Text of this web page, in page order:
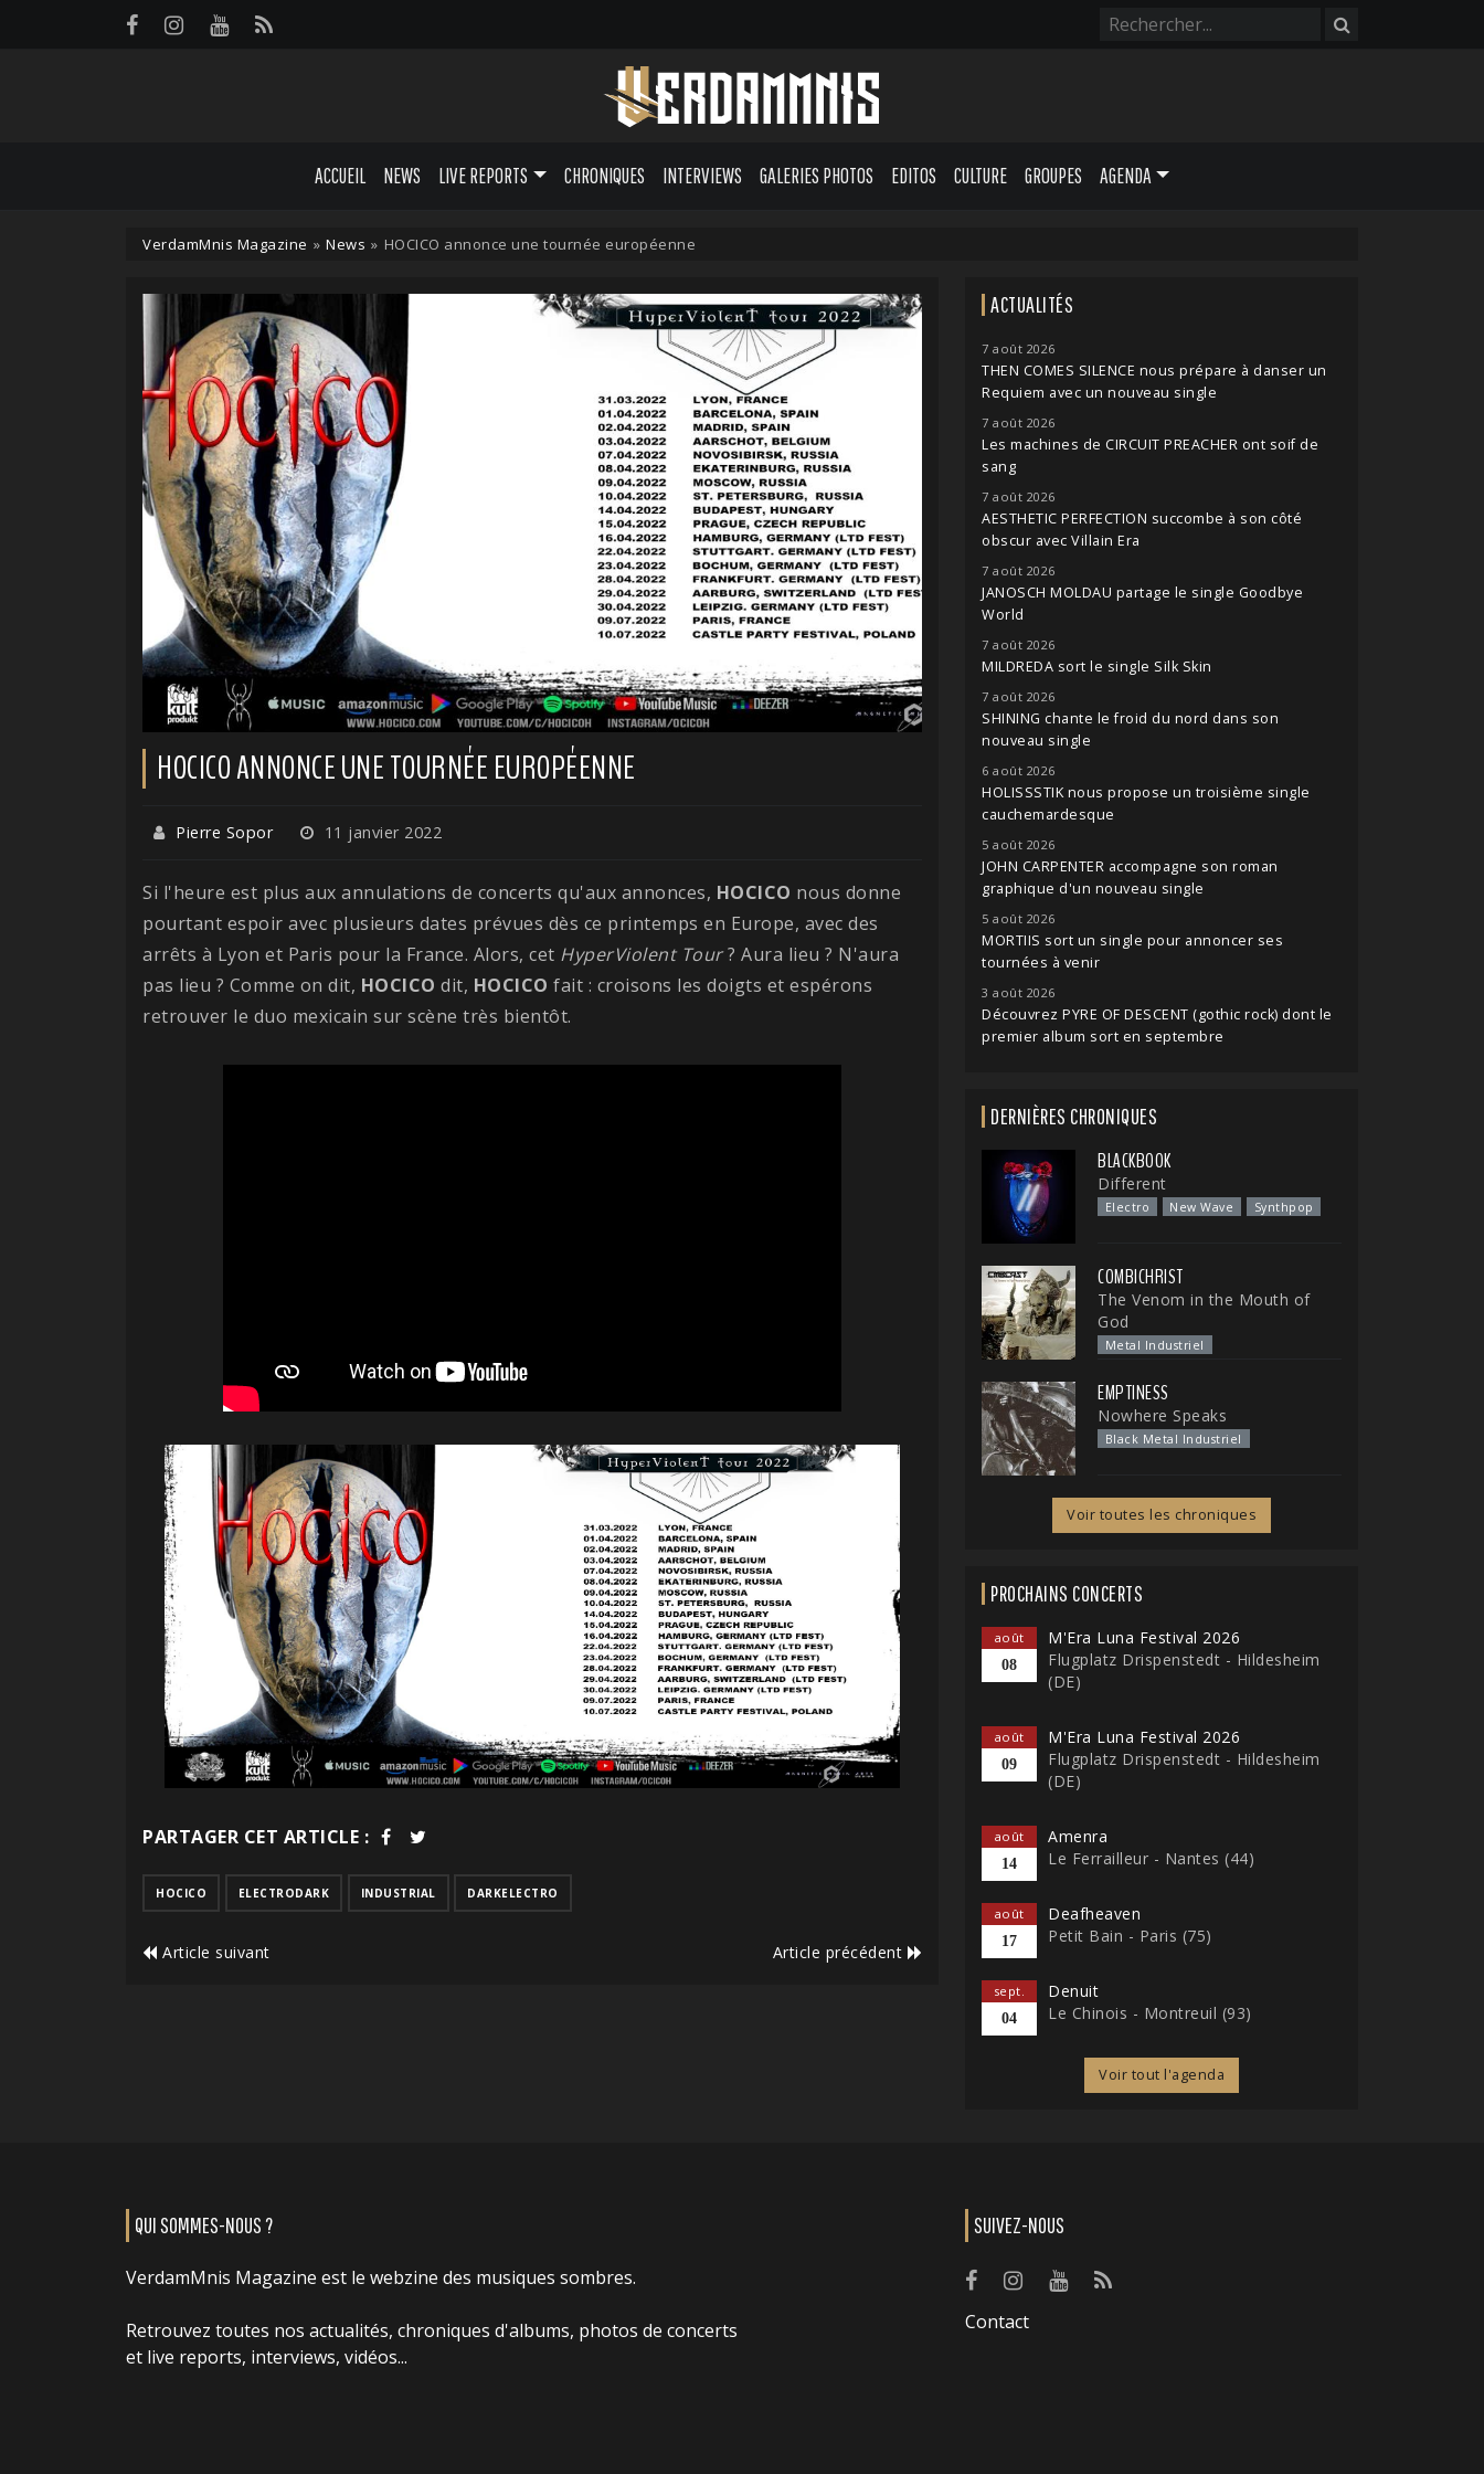
ACCUEIL NEWS LIVE REPORTS CHRONIQUES INTERVIEWS GALERIES PHOTOS EDITOS CULTURE GROUPES AGENDA
VerdamMnis Magazine » News » HOCICO annonce une tournée européenne
HOCICO ANNONCE UNE TOURNÉE EUROPÉENNE
Pierre Sopor 11 janvier 2022
Si l'heure est plus aux annulations de concerts qu'aux annonces, HOCICO nous donne
pourtant espoir avec plusieurs dates prévues dès ce printemps en Europe, avec des
arrêts à Lyon et Paris pour la France. Alors, cet HyperViolent Tour? Aura lieu ? N'aura
pas lieu ? Comme on dit, HOCICO dit, HOCICO fait : croisons les doigts et espérons
retrouver le duo mexicain sur scène très bientôt.
PARTAGER CET ARTICLE :
HOCICO ELECTRODARK INDUSTRIAL DARKELECTRO
Article suivant Article précédent
ACTUALITÉS
7 août 2026
THEN COMES SILENCE nous prépare à danser un
Requiem avec un nouveau single
7 août 2026
Les machines de CIRCUIT PREACHER ont soif de
sang
7 août 2026
AESTHETIC PERFECTION succombe à son côté
obscur avec Villain Era
7 août 2026
JANOSCH MOLDAU partage le single Goodbye
World
7 août 2026
MILDREDA sort le single Silk Skin
7 août 2026
SHINING chante le froid du nord dans son
nouveau single
6 août 2026
HOLISSSTIK nous propose un troisième single
cauchemardesque
5 août 2026
JOHN CARPENTER accompagne son roman
graphique d'un nouveau single
5 août 2026
MORTIIS sort un single pour annoncer ses
tournées à venir
3 août 2026
Découvrez PYRE OF DESCENT (gothic rock) dont le
premier album sort en septembre
DERNIÈRES CHRONIQUES
BLACKBOOK
Different
Electro New Wave Synthpop
COMBICHRIST
The Venom in the Mouth of
God
Metal Industriel
EMPTINESS
Nowhere Speaks
Black Metal Industriel
Voir toutes les chroniques
PROCHAINS CONCERTS
août
08
M'Era Luna Festival 2026
Flugplatz Drispenstedt - Hildesheim
(DE)
août
09
M'Era Luna Festival 2026
Flugplatz Drispenstedt - Hildesheim
(DE)
août
14
Amenra
Le Ferrailleur - Nantes (44)
août
17
Deafheaven
Petit Bain - Paris (75)
sept.
04
Denuit
Le Chinois - Montreuil (93)
Voir tout l'agenda
QUI SOMMES-NOUS ?
VerdamMnis Magazine est le webzine des musiques sombres.
Retrouvez toutes nos actualités, chroniques d'albums, photos de concerts
et live reports, interviews, vidéos...
SUIVEZ-NOUS
Contact
Panneau de gestion des cookies